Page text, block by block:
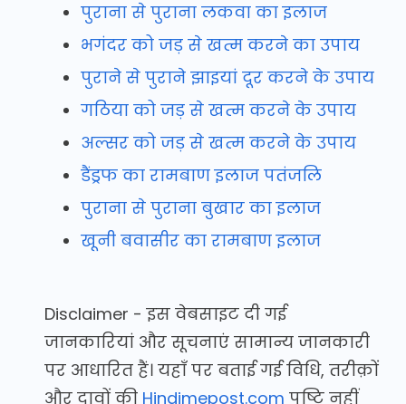
पुराना से पुराना लकवा का इलाज
भगंदर को जड़ से खत्म करने का उपाय
पुराने से पुराने झाइयां दूर करने के उपाय
गठिया को जड़ से खत्म करने के उपाय
अल्सर को जड़ से खत्म करने के उपाय
डैंड्रफ का रामबाण इलाज पतंजलि
पुराना से पुराना बुखार का इलाज
खूनी बवासीर का रामबाण इलाज
Disclaimer - इस वेबसाइट दी गई
जानकारियां और सूचनाएं सामान्य जानकारी
पर आधारित हैं। यहाँ पर बताई गई विधि, तरीक़ों
और दावों की Hindimepost.com पुष्टि नहीं